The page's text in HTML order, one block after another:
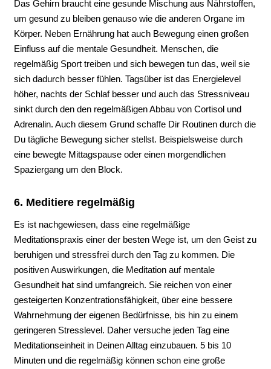
Das Gehirn braucht eine gesunde Mischung aus Nährstoffen,
um gesund zu bleiben genauso wie die anderen Organe im
Körper. Neben Ernährung hat auch Bewegung einen großen
Einfluss auf die mentale Gesundheit. Menschen, die
regelmäßig Sport treiben und sich bewegen tun das, weil sie
sich dadurch besser fühlen. Tagsüber ist das Energielevel
höher, nachts der Schlaf besser und auch das Stressniveau
sinkt durch den den regelmäßigen Abbau von Cortisol und
Adrenalin. Auch diesem Grund schaffe Dir Routinen durch die
Du tägliche Bewegung sicher stellst. Beispielsweise durch
eine bewegte Mittagspause oder einen morgendlichen
Spaziergang um den Block.
6. Meditiere regelmäßig
Es ist nachgewiesen, dass eine regelmäßige
Meditationspraxis einer der besten Wege ist, um den Geist zu
beruhigen und stressfrei durch den Tag zu kommen. Die
positiven Auswirkungen, die Meditation auf mentale
Gesundheit hat sind umfangreich. Sie reichen von einer
gesteigerten Konzentrationsfähigkeit, über eine bessere
Wahrnehmung der eigenen Bedürfnisse, bis hin zu einem
geringeren Stresslevel. Daher versuche jeden Tag eine
Meditationseinheit in Deinen Alltag einzubauen. 5 bis 10
Minuten und die regelmäßig können schon eine große